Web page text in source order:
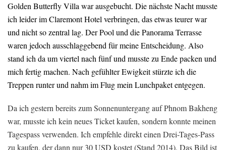
Golden Butterfly Villa war ausgebucht. Die nächste Nacht musste
ich leider im Claremont Hotel verbringen, das etwas teurer war
und nicht so zentral lag. Der Pool und die Panorama Terrasse
waren jedoch ausschlaggebend für meine Entscheidung. Also
stand ich da um viertel nach fünf und musste zu Ende packen und
mich fertig machen. Nach gefühlter Ewigkeit stürzte ich die
Treppen runter und nahm im Flug mein Lunchpaket entgegen.
Da ich gestern bereits zum Sonnenuntergang auf Phnom Bakheng
war, musste ich kein neues Ticket kaufen, sondern konnte meinen
Tagespass verwenden. Ich empfehle direkt einen Drei-Tages-Pass
zu kaufen, der dann nur 30 USD kostet (Stand 2014). Das Bild ist